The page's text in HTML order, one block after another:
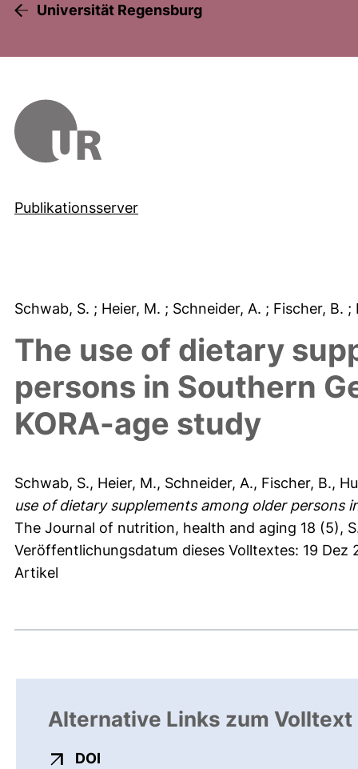
Universität Regensburg
Publikationsserver
Schwab, S. ; Heier, M. ; Schneider, A. ; Fischer, B. ;
The use of dietary
persons in Southern
KORA-age study
Schwab, S., Heier, M., Schneider, A., Fischer, B.,
use of dietary supplements among older persons
The Journal of nutrition, health and aging 18 (5),
Veröffentlichungsdatum dieses Volltextes: 19 Dez
Artikel
Alternative Links zum Volltext
DOI